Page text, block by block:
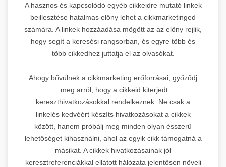
A hasznos és kapcsolódó egyéb cikkeidre mutató linkek
beillesztése hatalmas előny lehet a cikkmarketinged
számára. A linkek hozzáadása mögött az az előny rejlik,
hogy segít a keresési rangsorban, és egyre több és
több cikkedhez juttatja el az olvasókat.
Ahogy bővülnek a cikkmarketing erőforrásai, győződj
meg arról, hogy a cikkeid kiterjedt
kereszthivatkozásokkal rendelkeznek. Ne csak a
linkelés kedvéért készíts hivatkozásokat a cikkek
között, hanem próbálj meg minden olyan ésszerű
lehetőséget kihasználni, ahol az egyik cikk támogatná a
másikat. A cikkek hivatkozásainak jól
keresztreferenciákkal ellátott hálózata jelentősen növeli